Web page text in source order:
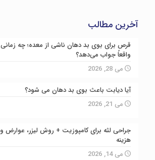
آخرین مطالب
قرص برای بوی بد دهان ناشی از معده؛ چه زمانی
واقعاً جواب می‌دهد؟
می 28, 2026
آیا دیابت باعث بوی بد دهان می شود؟
می 21, 2026
جراحی لثه برای کامپوزیت + روش لیزر، عوارض و
هزینه
می 14, 2026